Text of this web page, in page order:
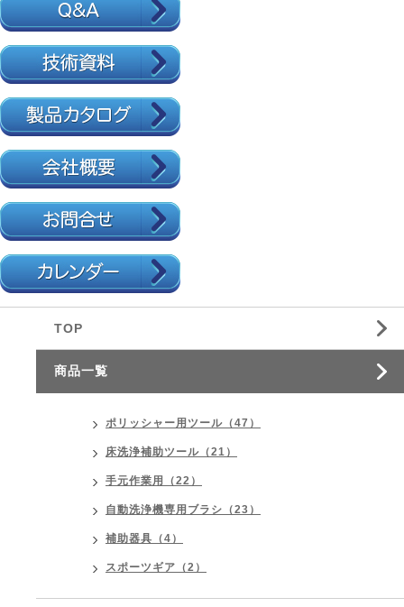
TOP
商品一覧
ポリッシャー用ツール（47）
床洗浄補助ツール（21）
手元作業用（22）
自動洗浄機専用ブラシ（23）
補助器具（4）
スポーツギア（2）